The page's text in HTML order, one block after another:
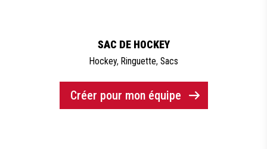
SAC DE HOCKEY
Hockey, Ringuette, Sacs
Créer pour mon équipe